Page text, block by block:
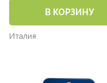
В КОРЗИНУ
Италия